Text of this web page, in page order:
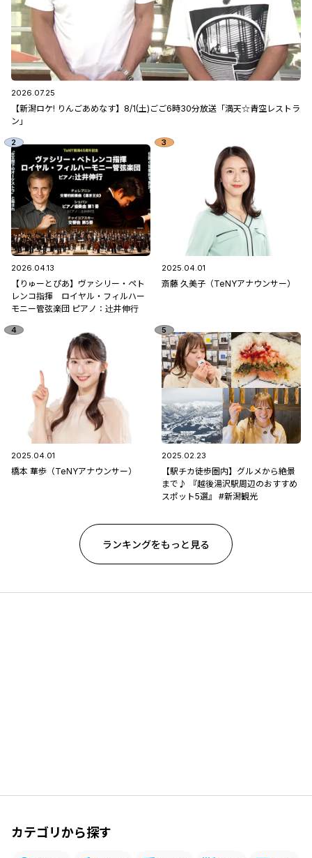
2026.07.25
【新潟ロケ! りんごあめなす】8/1(土)ごご6時30分放送「満天☆青空レストラ
ン」
2026.04.13
【りゅーとぴあ】ヴァシリー・ペト
レンコ指揮 ロイヤル・フィルハー
モニー管弦楽団 ピアノ：辻󠄀井伸行
2025.04.01
斎藤 久美子（TeNYアナウンサー）
2025.04.01
橋本 華歩（TeNYアナウンサー）
2025.02.23
【駅チカ徒歩圏内】グルメから絶景
まで♪ 『越後湯沢駅周辺のおすすめ
スポット5選』 #新潟観光
ランキングをもっと見る
カテゴリから探す